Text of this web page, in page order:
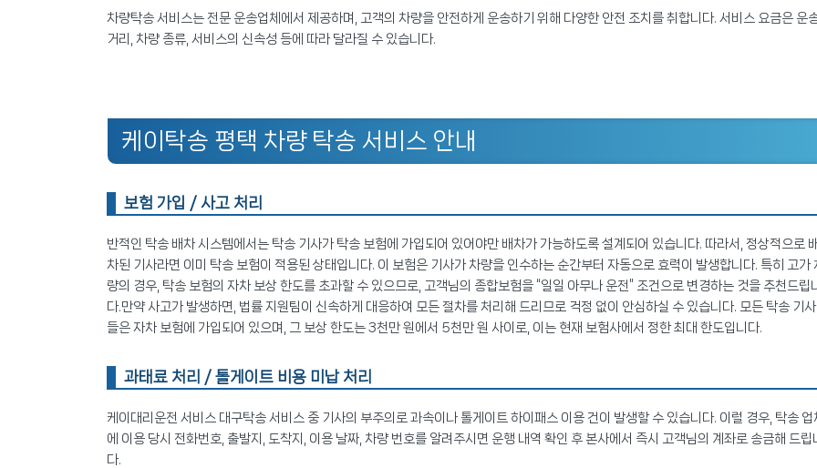
차량탁송 서비스는 전문 운송업체에서 제공하며, 고객의 차량을 안전하게 운송하기 위해 다양한 안전 조치를 취합니다. 서비스 요금은 운
거리, 차량 종류, 서비스의 신속성 등에 따라 달라질 수 있습니다.
케이탁송 평택 차량 탁송 서비스 안내
보험 가입 / 사고 처리
반적인 탁송 배차 시스템에서는 탁송 기사가 탁송 보험에 가입되어 있어야만 배차가 가능하도록 설계되어 있습니다. 따라서, 정상적으로
차된 기사라면 이미 탁송 보험이 적용된 상태입니다. 이 보험은 기사가 차량을 인수하는 순간부터 자동으로 효력이 발생합니다. 특히 고가
량의 경우, 탁송 보험의 자차 보상 한도를 초과할 수 있으므로, 고객님의 종합보험을 “일일 아무나 운전” 조건으로 변경하는 것을 추천드립
다.만약 사고가 발생하면, 법률 지원팀이 신속하게 대응하여 모든 절차를 처리해 드리므로 걱정 없이 안심하실 수 있습니다. 모든 탁송 기사
들은 자차 보험에 가입되어 있으며, 그 보상 한도는 3천만 원에서 5천만 원 사이로, 이는 현재 보험사에서 정한 최대 한도입니다.
과태료 처리 / 톨게이트 비용 미납 처리
케이대리운전 서비스 대구탁송 서비스 중 기사의 부주의로 과속이나 톨게이트 하이패스 이용 건이 발생할 수 있습니다. 이럴 경우, 탁송 업
에 이용 당시 전화번호, 출발지, 도착지, 이용 날짜, 차량 번호를 알려주시면 운행 내역 확인 후 본사에서 즉시 고객님의 계좌로 송금해 드립
다.